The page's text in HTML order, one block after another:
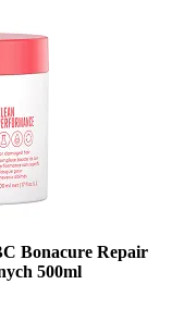
Bonacure Repair
500ml